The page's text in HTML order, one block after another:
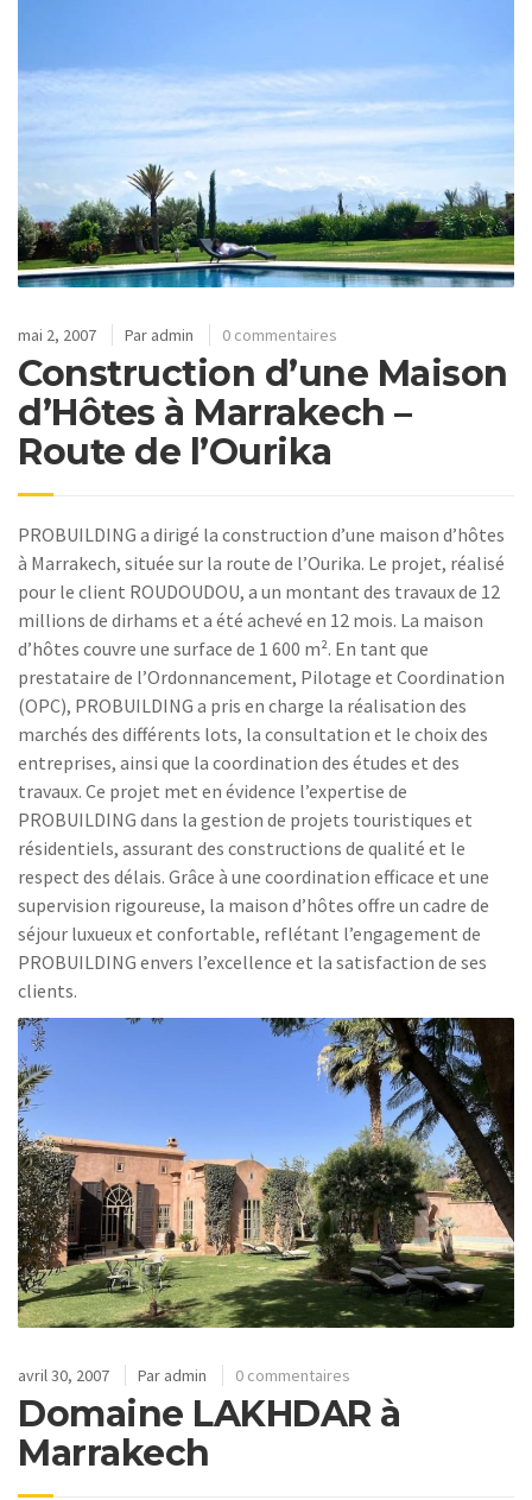
mai 2, 2007 Par admin 0 commentaires
Construction d’une Maison
d’Hôtes à Marrakech –
Route de l’Ourika
PROBUILDING a dirigé la construction d’une maison d’hôtes
à Marrakech, située sur la route de l’Ourika. Le projet, réalisé
pour le client ROUDOUDOU, a un montant des travaux de 12
millions de dirhams et a été achevé en 12 mois. La maison
d’hôtes couvre une surface de 1 600 m². En tant que
prestataire de l’Ordonnancement, Pilotage et Coordination
(OPC), PROBUILDING a pris en charge la réalisation des
marchés des différents lots, la consultation et le choix des
entreprises, ainsi que la coordination des études et des
travaux. Ce projet met en évidence l’expertise de
PROBUILDING dans la gestion de projets touristiques et
résidentiels, assurant des constructions de qualité et le
respect des délais. Grâce à une coordination efficace et une
supervision rigoureuse, la maison d’hôtes offre un cadre de
séjour luxueux et confortable, reflétant l’engagement de
PROBUILDING envers l’excellence et la satisfaction de ses
clients.
avril 30, 2007 Par admin 0 commentaires
Domaine LAKHDAR à
Marrakech